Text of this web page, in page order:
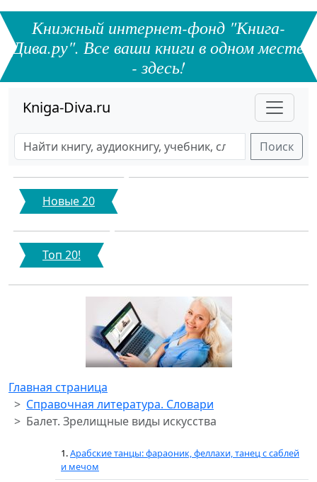
Книжный интернет-фонд "Книга-
Дива.ру". Все ваши книги в одном месте
- здесь!
Kniga-Diva.ru
Поиск
Новые 20
Топ 20!
Главная страница
Справочная литература. Словари
Балет. Зрелищные виды искусства
1.Арабские танцы: фараоник, феллахи, танец с саблей
и мечом